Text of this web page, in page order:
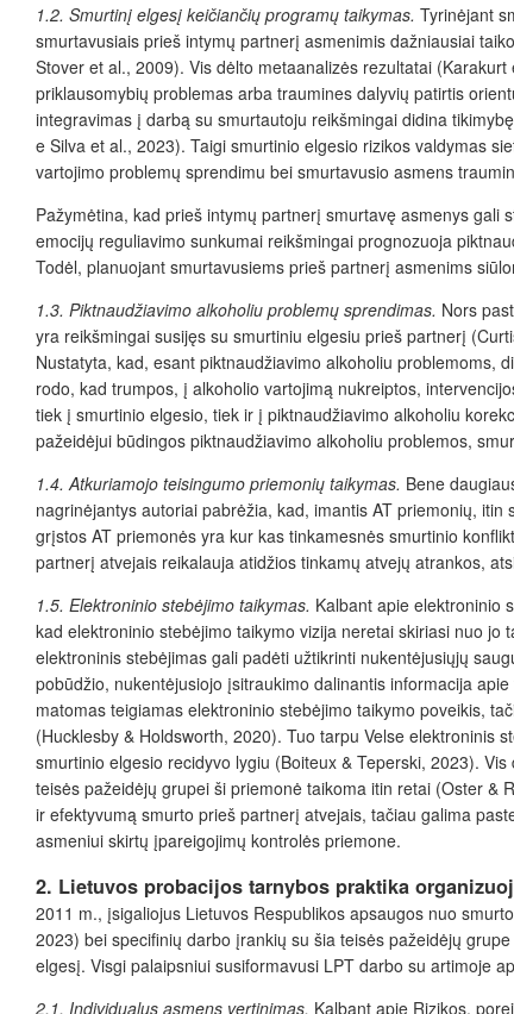
1.2. Smurtinį elgesį keičiančių programų taikymas. Tyrinėjant
smurtavusiais prieš intymų partnerį asmenimis dažniausiai
Stover et al., 2009). Vis dėlto metaanalizės rezultatai
priklausomybių problemas arba traumines dalyvių patirtis
integravimas į darbą su smurtautoju reikšmingai didina
e Silva et al., 2023). Taigi smurtinio elgesio rizikos valdymas
vartojimo problemų sprendimu bei smurtavusio asmens
Pažymėtina, kad prieš intymų partnerį smurtavę asmenys gali
emocijų reguliavimo sunkumai reikšmingai prognozuoja
Todėl, planuojant smurtavusiems prieš partnerį asmenims
1.3. Piktnaudžiavimo alkoholiu problemų sprendimas. Nors
yra reikšmingai susijęs su smurtiniu elgesiu prieš partnerį
Nustatyta, kad, esant piktnaudžiavimo alkoholiu problemoms,
rodo, kad trumpos, į alkoholio vartojimą nukreiptos,
tiek į smurtinio elgesio, tiek ir į piktnaudžiavimo alkoholiu
pažeidėjui būdingos piktnaudžiavimo alkoholiu problemos,
1.4. Atkuriamojo teisingumo priemonių taikymas. Bene
nagrinėjantys autoriai pabrėžia, kad, imantis AT priemonių,
grįstos AT priemonės yra kur kas tinkamesnės smurtinio
partnerį atvejais reikalauja atidžios tinkamų atvejų atrankos,
1.5. Elektroninio stebėjimo taikymas. Kalbant apie elektroninio
kad elektroninio stebėjimo taikymo vizija neretai skiriasi nuo
elektroninis stebėjimas gali padėti užtikrinti nukentėjusiųjų
pobūdžio, nukentėjusiojo įsitraukimo dalinantis informacija
matomas teigiamas elektroninio stebėjimo taikymo poveikis,
(Hucklesby & Holdsworth, 2020). Tuo tarpu Velse elektroninis
smurtinio elgesio recidyvo lygiu (Boiteux & Teperski, 2023).
teisės pažeidėjų grupei ši priemonė taikoma itin retai (Oster &
ir efektyvumą smurto prieš partnerį atvejais, tačiau galima
asmeniui skirtų įpareigojimų kontrolės priemone.
2. Lietuvos probacijos tarnybos praktika
2011 m., įsigaliojus Lietuvos Respublikos apsaugos nuo
2023) bei specifinių darbo įrankių su šia teisės pažeidėjų
elgesį. Visgi palaipsniui susiformavusi LPT darbo su artimoje
2.1. Individualus asmens vertinimas. Kalbant apie Rizikos,